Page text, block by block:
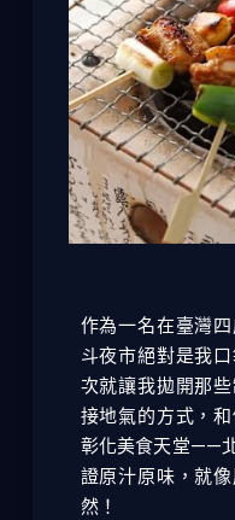
作為一名在臺灣
斗夜市絕對是我
次就讓我拋開那
接地氣的方式，
彰化美食天堂——
證原汁原味，就
然！